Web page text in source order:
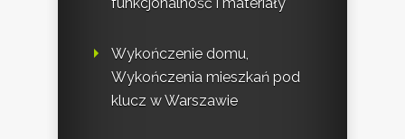
Wykończenie domu,
Wykończenia mieszkań pod
klucz w Warszawie